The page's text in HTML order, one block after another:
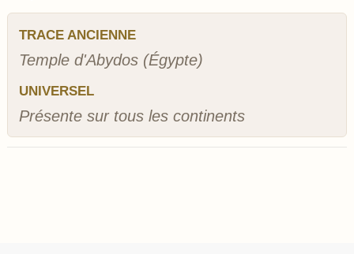
TRACE ANCIENNE
Temple d'Abydos (Égypte)
UNIVERSEL
Présente sur tous les continents